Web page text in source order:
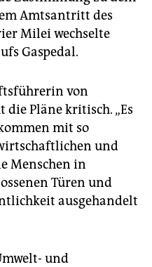
Amtsantritt des
Milei wechselte
Gaspedal.
von
die Pläne kritisch. „Es
mit so
und
Menschen in
Türen und
ausgehandelt
und